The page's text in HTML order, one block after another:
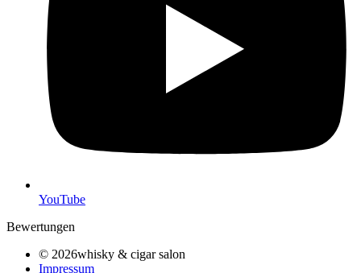
YouTube
Bewertungen
© 2026whisky & cigar salon
Impressum